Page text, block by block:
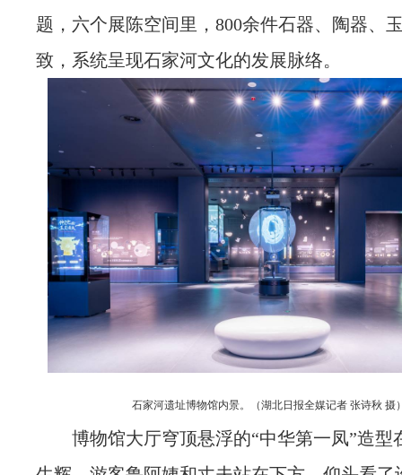
题，六个展陈空间里，800余件石器、陶器、
致，系统呈现石家河文化的发展脉络。
石家河遗址博物馆内景。（湖北日报全媒记者 张诗秋 摄
博物馆大厅穹顶悬浮的“中华第一凤”造型